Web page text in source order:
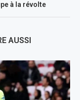
à la révolte
AUSSI